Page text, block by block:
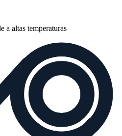
a altas temperaturas